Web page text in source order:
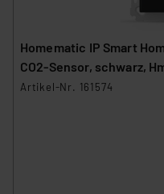
Homematic IP Smart Home Glas-
CO2-Sensor, schwarz,
Artikel-Nr. 161574